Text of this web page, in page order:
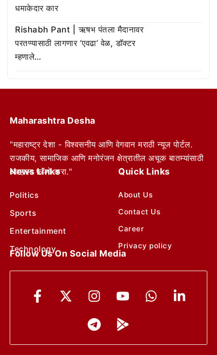
धमाकेदार कार
Rishabh Pant | ऋषभ पंतला मैदानावर
परतण्यासाठी लागणार ‘एवढा’ वेळ, डॉक्टर
म्हणाले…
Maharashtra Desha
"महाराष्ट्र देशा - विश्वसनीय आणि वेगवान मराठी न्यूज पोर्टल.
राजकीय, सामाजिक आणि मनोरंजन क्षेत्रातील अचूक बातम्यांसाठी
आम्हाला फॉलो करा."
News Links
Politics
Sports
Entertainment
Technology
Quick Links
About Us
Contact Us
Career
Privacy policy
Follow Us On Social Media